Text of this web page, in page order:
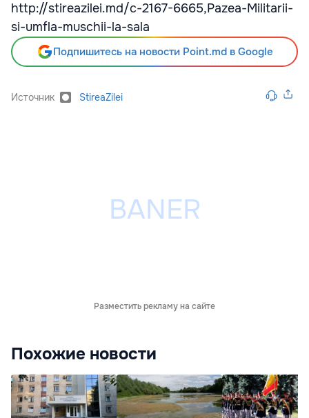
http://stireazilei.md/c-2167-6665,Pazea-Militarii-
si-umfla-muschii-la-sala
Подпишитесь на новости Point.md в Google
Источник StireaZilei
Разместить рекламу на сайте
Похожие новости